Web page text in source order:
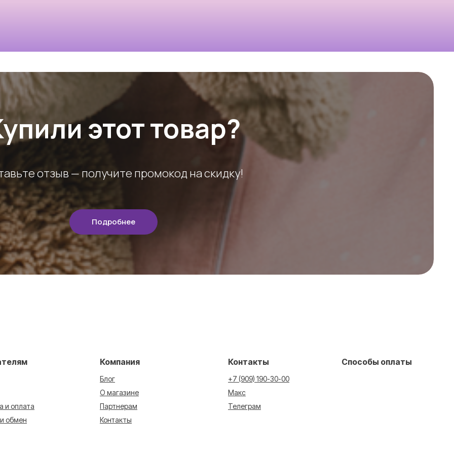
этот товар?
отзыв — получите промокод на скидку!
Подробнее
Контакты
+7 (909) 190-30-00
Макс
Телеграм
и оплата
обмен
Компания
Блог
О магазине
Партнерам
Контакты
Способы оплаты